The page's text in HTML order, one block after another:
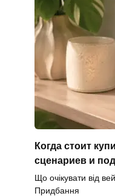
Когда стоит
сценариев и
Що очікувати від
Придбання